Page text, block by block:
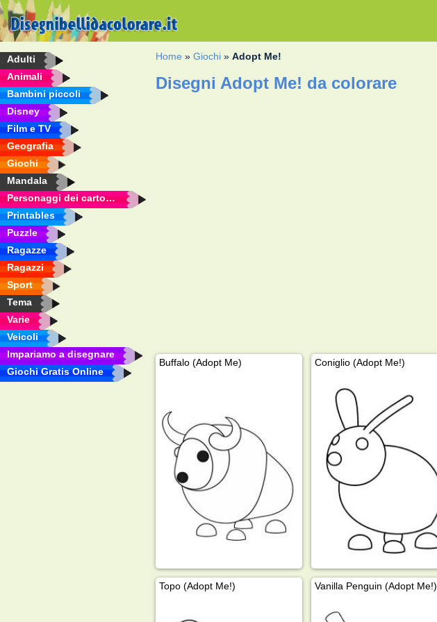
Adulti
Animali
Bambini piccoli
Disney
Film e TV
Geografia
Giochi
Mandala
Personaggi dei cartoni animati
Printables
Puzzle
Ragazze
Ragazzi
Sport
Tema
Varie
Veicoli
Impariamo a disegnare
Giochi Gratis Online
Home »Giochi »Adopt Me!
Disegni Adopt Me! da colorare
Buffalo (Adopt Me) Coniglio (Adopt Me!)
Topo (Adopt Me!) Vanilla Penguin (Adopt Me!)